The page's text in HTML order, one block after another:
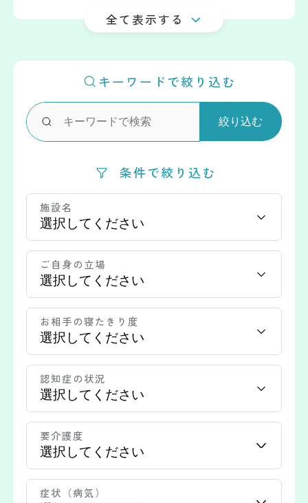
15 介護助手・介護補助（
介護福祉士（162） 介護職員（249
介護職員（ホームヘルパー）（138）
作業療法士（15） 支援相談員（25）
機能訓練指導員（15） 歯科衛生士（2）
理学療法士（
生活支援員（11） 生活相談員（
看護師（45） 福祉用具専門相談員（
管理栄養士・調理スタッフ（3）
管理者（施設長・ホーム長）（
臨床心理士（2） 薬剤師（3） 言語聴覚士（2）
運転手（介護ドライバー）（
全て表示する
キーワードで絞り込む
条件で絞り込む
施設名
ご自身の立場
お相手の寝たきり度
認知症の状況
要介護度
症状（病気）